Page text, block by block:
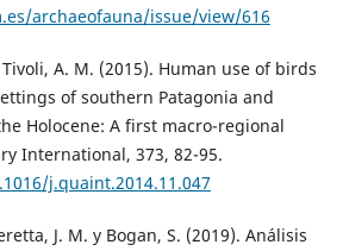
archaeofauna/issue/view/616
A. M. (2015). Human use of birds
of southern Patagonia and
Holocene: A first macro-regional
International, 373, 82-95.
j.quaint.2014.11.047
J. M. y Bogan, S. (2019). Análisis